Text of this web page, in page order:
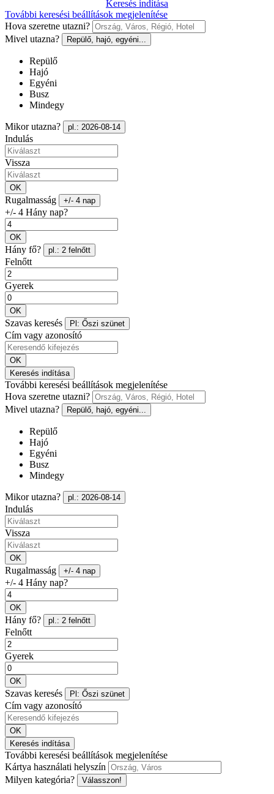
Keresés indítása
További keresési beállítások megjelenítése
Hova szeretne utazni?
Mivel utazna?
Repülő, hajó, egyéni...
Repülő
Hajó
Egyéni
Busz
Mindegy
Mikor utazna? pl.: 2026-08-14
Indulás
Vissza
OK
Rugalmasság +/- 4 nap
+/- 4 Hány nap?
OK
Hány fő? pl.: 2 felnőtt
Felnőtt
Gyerek
OK
Szavas keresés Pl: Őszi szünet
Cím vagy azonosító
OK
Keresés indítása
További keresési beállítások megjelenítése
Hova szeretne utazni?
Mivel utazna?
Repülő, hajó, egyéni...
Repülő
Hajó
Egyéni
Busz
Mindegy
Mikor utazna? pl.: 2026-08-14
Indulás
Vissza
OK
Rugalmasság +/- 4 nap
+/- 4 Hány nap?
OK
Hány fő? pl.: 2 felnőtt
Felnőtt
Gyerek
OK
Szavas keresés Pl: Őszi szünet
Cím vagy azonosító
OK
Keresés indítása
További keresési beállítások megjelenítése
Kártya használati helyszín
Milyen kategória?
Válasszon!